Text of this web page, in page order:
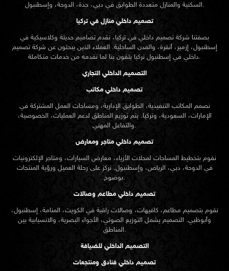
السكنية والمنازل متعددة الطوابق في دبي، جدة، الدوحة، وإسطنبول.
تصميم داخلي منازل في تركيا
بصفتنا شركة تصميم داخلي في تركيا، نقدم تصاميم حديثة وكلاسيكية في
إسطنبول، إزمير، أنقرة، والمدن الساحلية. العملاء الذين يبحثون عن شركة تصميم
داخلي في إسطنبولتركيا يثقون بنا لما نقدمه من خدمات متكاملة.
التصميم الداخلي التجاري
تصميم داخلي مكاتب
نصمم المكاتب التنفيذية، الطوابق الإدارية، ومساحات العمل المشتركة في
الإمارات، السعودية، وتركيا. يتم توزيع المناطق لدعم العمليات، الخصوصية،
والتفاعل المهني.
تصميم داخلي متاجر ومعارض
نقوم بتخطيط المساحات لمحلات الأزياء، معارض السيارات، ومتاجر الإلكترونيات
في الدوحة، دبي، الرياض، وإسطنبول. نركز على رحلة العميل ورؤية المنتجات
بوضوح.
تصميم داخلي مطاعم وصالات
نقوم بتصميم مطاعم، كافيهات، وصالات راقية في الكويت، المنامة، إسطنبول،
وأبوظبي. التصميم يشمل التوزيع الصوتي، الأجواء البصرية، والانسيابية بين
المناطق.
التصميم الداخلي للضيافة
تصميم داخلي فنادق ومنتجعات